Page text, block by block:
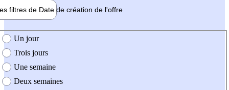
filtres de Date de création de l'offre
création de l'offre
Un jour
Trois jours
Une semaine
Deux semaines